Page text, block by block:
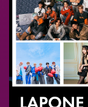
配信チケット販
2025.9.5
BEYOND
前抽選 開始！